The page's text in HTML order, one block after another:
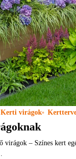
Kerti virágok
virágok – Színes kert